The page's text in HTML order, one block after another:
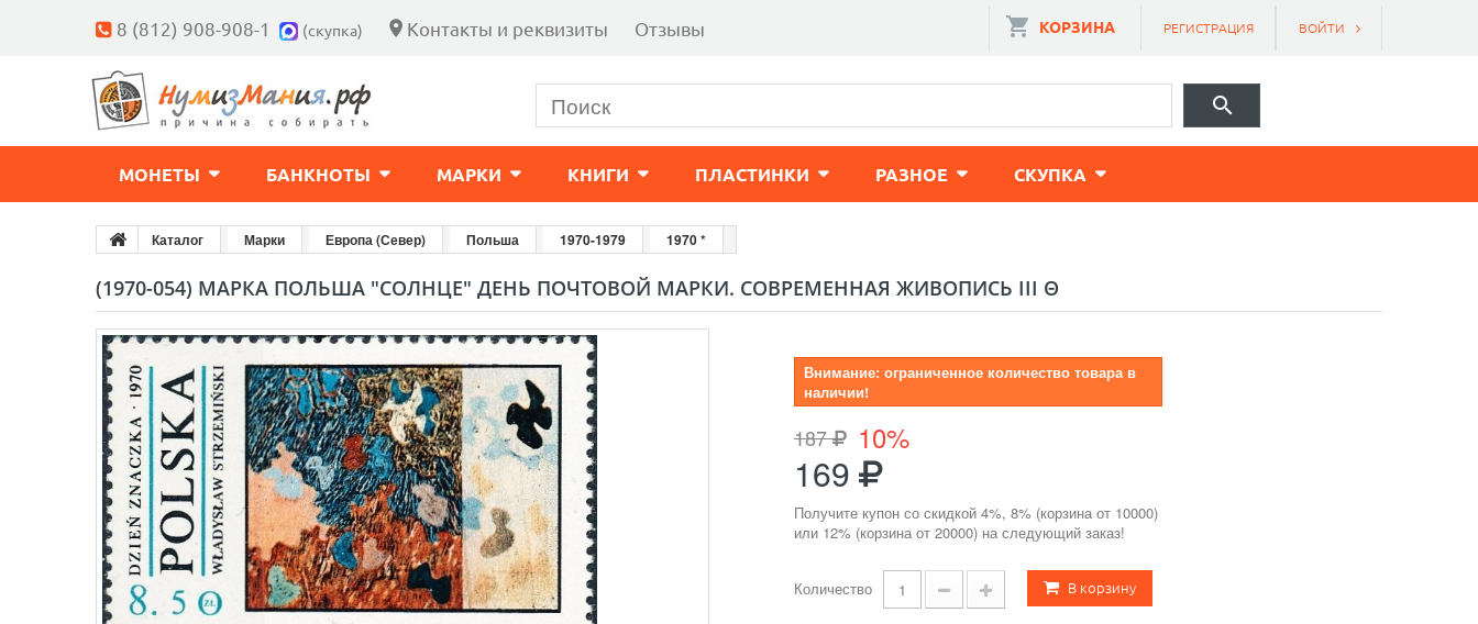
8 (812) 908-908-1 (скупка) Контакты и реквизиты Отзывы ВОЙТИ
РЕГИСТРАЦИЯ
КОРЗИНА
МОНЕТЫ БАНКНОТЫ МАРКИ КНИГИ ПЛАСТИНКИ РАЗНОЕ CКУПКА
Каталог Марки Европа (Север) Польша 1970-1979 1970 *
(1970-054) МАРКА ПОЛЬША "СОЛНЦЕ" ДЕНЬ ПОЧТОВОЙ МАРКИ. СОВРЕМЕННАЯ ЖИВОПИСЬ III Θ
Внимание: ограниченное количество товара в
наличии!
187 10%
169
Получите купон со скидкой 4%, 8% (корзина от 10000)
или 12% (корзина от 20000) на следующий заказ!
Количество В корзину